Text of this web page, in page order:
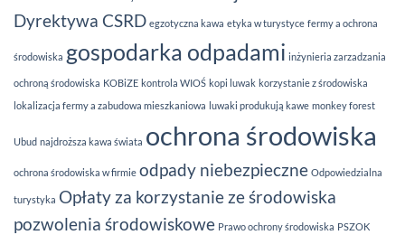
Dyrektywa CSRD egzotyczna kawa etyka w turystyce fermy a ochrona
środowiska gospodarka odpadami inżynieria zarzadzania
ochroną środowiska KOBiZE kontrola WIOŚ kopi luwak korzystanie z środowiska
lokalizacja fermy a zabudowa mieszkaniowa luwaki produkują kawe monkey forest
Ubud najdroższa kawa świata ochrona środowiska
ochrona środowiska w firmie odpady niebezpieczne Odpowiedzialna
turystyka Opłaty za korzystanie ze środowiska
pozwolenia środowiskowe Prawo ochrony środowiska PSZOK